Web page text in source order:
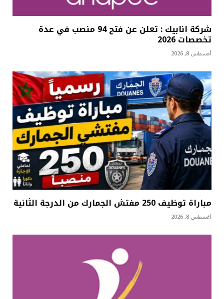
شركة انابيك : تعلن عن فتح 94 منصب في عدة
تخصصات 2026
أغسطس 8, 2026
مباراة توظيف 250 مفتش الجمارك من الدرجة الثانية
أغسطس 8, 2026